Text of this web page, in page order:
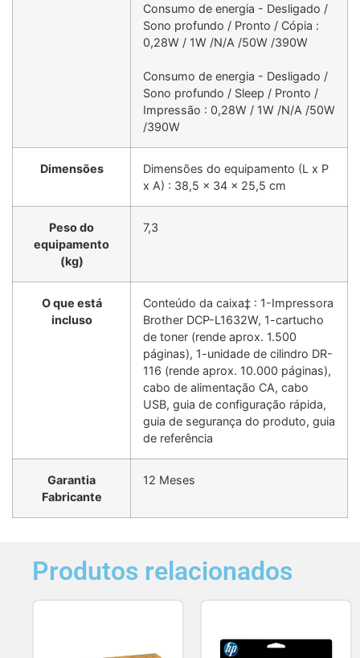
Consumo de energia - Desligado /
Sono profundo / Pronto / Cópia :
0,28W / 1W /N/A /50W /390W
Consumo de energia - Desligado /
Sono profundo / Sleep / Pronto /
Impressão : 0,28W / 1W /N/A /50W
/390W
Dimensões
Dimensões do equipamento (L x P
x A) : 38,5 x 34 x 25,5 cm
Peso do
equipamento
(kg)
7,3
O que está
incluso
Conteúdo da caixa‡ : 1-Impressora
Brother DCP-L1632W, 1-cartucho
de toner (rende aprox. 1.500
páginas), 1-unidade de cilindro DR-
116 (rende aprox. 10.000 páginas),
cabo de alimentação CA, cabo
USB, guia de configuração rápida,
guia de segurança do produto, guia
de referência
Garantia
Fabricante
12 Meses
Produtos relacionados